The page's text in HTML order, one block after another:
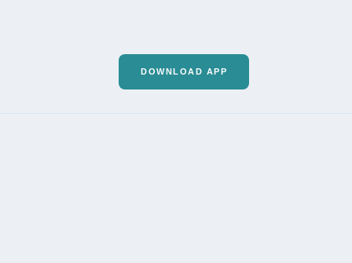
DOWNLOAD APP